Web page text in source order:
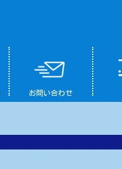
お問い合わせ